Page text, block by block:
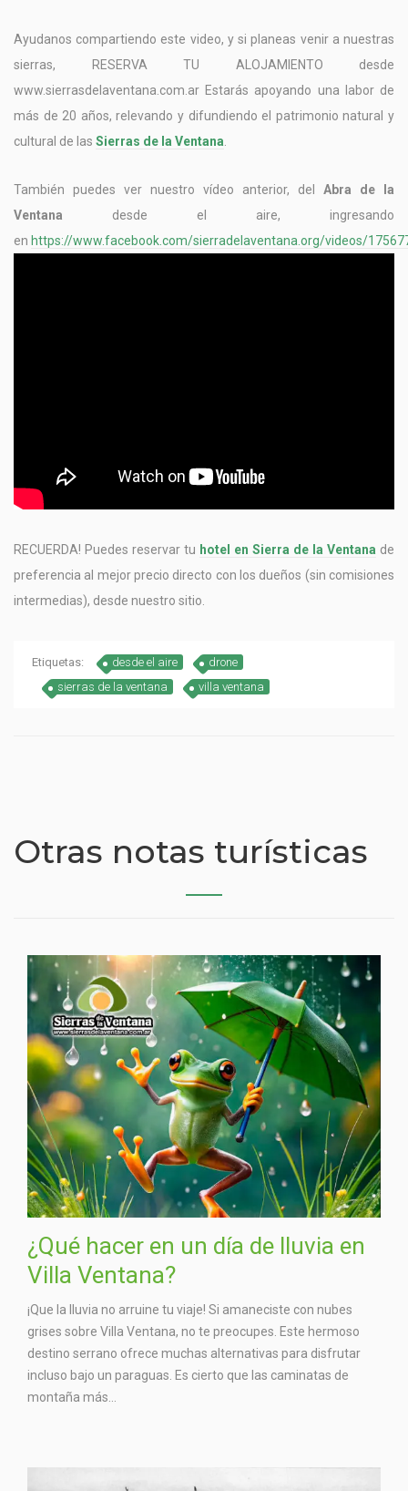
Ayudanos compartiendo este video, y si planeas venir a nuestras
sierras, RESERVA TU ALOJAMIENTO desde
www.sierrasdelaventana.com.ar Estarás apoyando una labor de
más de 20 años, relevando y difundiendo el patrimonio natural y
cultural de las Sierras de la Ventana.
También puedes ver nuestro vídeo anterior, del Abra de la
Ventana desde el aire, ingresando
en https://www.facebook.com/sierradelaventana.org/videos/
RECUERDA! Puedes reservar tu hotel en Sierra de la Ventana de
preferencia al mejor precio directo con los dueños (sin comisiones
intermedias), desde nuestro sitio.
Etiquetas: desde el aire
drone
sierras de la ventana
villa ventana
Otras notas turísticas
¿Qué hacer en un día de lluvia en
Villa Ventana?
¡Que la lluvia no arruine tu viaje! Si amaneciste con nubes
grises sobre Villa Ventana, no te preocupes. Este hermoso
destino serrano ofrece muchas alternativas para disfrutar
incluso bajo un paraguas. Es cierto que las caminatas de
montaña más...